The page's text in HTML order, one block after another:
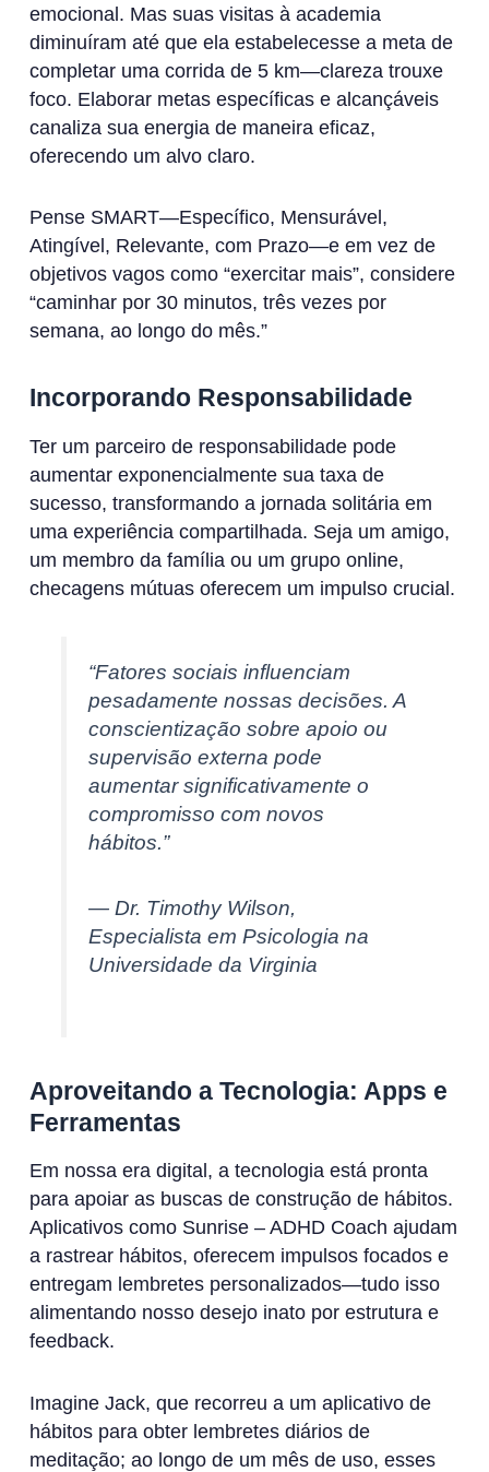
emocional. Mas suas visitas à academia
diminuíram até que ela estabelecesse a meta de
completar uma corrida de 5 km—clareza trouxe
foco. Elaborar metas específicas e alcançáveis
canaliza sua energia de maneira eficaz,
oferecendo um alvo claro.
Pense SMART—Específico, Mensurável,
Atingível, Relevante, com Prazo—e em vez de
objetivos vagos como “exercitar mais”, considere
“caminhar por 30 minutos, três vezes por
semana, ao longo do mês.”
Incorporando Responsabilidade
Ter um parceiro de responsabilidade pode
aumentar exponencialmente sua taxa de
sucesso, transformando a jornada solitária em
uma experiência compartilhada. Seja um amigo,
um membro da família ou um grupo online,
checagens mútuas oferecem um impulso crucial.
“Fatores sociais influenciam
pesadamente nossas decisões. A
conscientização sobre apoio ou
supervisão externa pode
aumentar significativamente o
compromisso com novos
hábitos.”
— Dr. Timothy Wilson,
Especialista em Psicologia na
Universidade da Virginia
Aproveitando a Tecnologia: Apps e
Ferramentas
Em nossa era digital, a tecnologia está pronta
para apoiar as buscas de construção de hábitos.
Aplicativos como Sunrise – ADHD Coach ajudam
a rastrear hábitos, oferecem impulsos focados e
entregam lembretes personalizados—tudo isso
alimentando nosso desejo inato por estrutura e
feedback.
Imagine Jack, que recorreu a um aplicativo de
hábitos para obter lembretes diários de
meditação; ao longo de um mês de uso, esses